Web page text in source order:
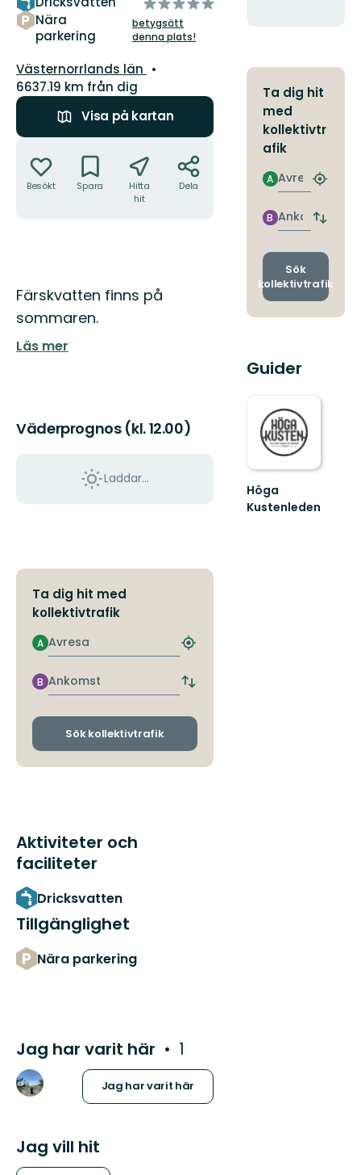
Nära
parkering
5
stjärnor
betygsätt
denna plats!
Län:
Västernorrlands län
6637.19 km från dig
Visa på kartan
Besökt Spara
Hitta
hit
Dela
Beskrivning
Färskvatten finns på
sommaren.
Läs mer
Väderprognos (kl. 12.00)
Laddar...
Ta dig hit med
kollektivtrafik
Avresa
A
Hitta
hållplats
Ankomst
B
Byt
och
Sök kollektivtrafik
Aktiviteter och
faciliteter
Dricksvatten
Tillgänglighet
Nära parkering
Jag har varit här 1
Jag har varit här
Jag vill hit
Ta dig hit
med
kollektivtr
afik
Avresa
A
Hitta
Ankomst
B
Byt
och
Sök
kollektivtrafik
Guider
Höga
Kustenleden